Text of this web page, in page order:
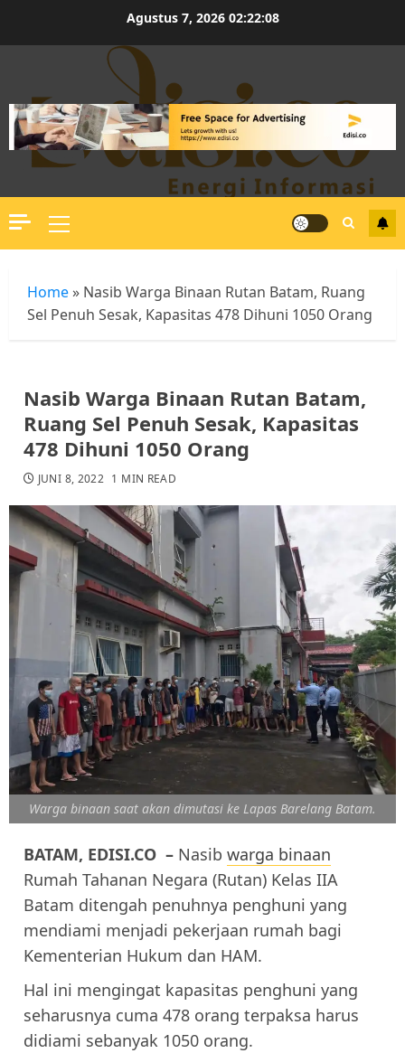
Agustus 7, 2026 02:22:08
Primary
Menu
Home » Nasib Warga Binaan Rutan Batam, Ruang
Sel Penuh Sesak, Kapasitas 478 Dihuni 1050 Orang
Nasib Warga Binaan Rutan Batam,
Ruang Sel Penuh Sesak, Kapasitas
478 Dihuni 1050 Orang
JUNI 8, 2022 1 MIN READ
Warga binaan saat akan dimutasi ke Lapas Barelang Batam.
BATAM, EDISI.CO – Nasib warga binaan
Rumah Tahanan Negara (Rutan) Kelas IIA
Batam ditengah penuhnya penghuni yang
mendiami menjadi pekerjaan rumah bagi
Kementerian Hukum dan HAM.
Hal ini mengingat kapasitas penghuni yang
seharusnya cuma 478 orang terpaksa harus
didiami sebanyak 1050 orang.